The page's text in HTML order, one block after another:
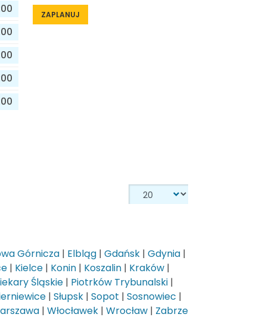
ZAPLANUJ
Górnicza | Elbląg | Gdańsk | Gdynia |
| Kielce | Konin | Koszalin | Kraków |
Śląskie | Piotrków Trybunalski |
| Słupsk | Sopot | Sosnowiec |
| Włocławek | Wrocław | Zabrze